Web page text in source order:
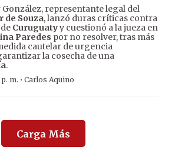
González, representante legal del
de Souza, lanzó duras críticas contra
Curuguatyy cuestionó a la jueza en
Paredes por no resolver, tras más
cautelar de urgencia
la cosecha de una
.
m. · Carlos Aquino
Carga Más